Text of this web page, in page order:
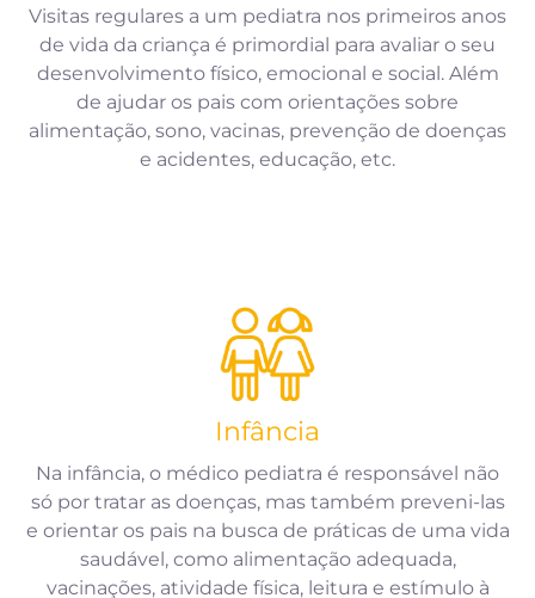
Visitas regulares a um pediatra nos primeiros anos
de vida da criança é primordial para avaliar o seu
desenvolvimento físico, emocional e social. Além
de ajudar os pais com orientações sobre
alimentação, sono, vacinas, prevenção de doenças
e acidentes, educação, etc.
Infância
Na infância, o médico pediatra é responsável não
só por tratar as doenças, mas também preveni-las
e orientar os pais na busca de práticas de uma vida
saudável, como alimentação adequada,
vacinações, atividade física, leitura e estímulo à